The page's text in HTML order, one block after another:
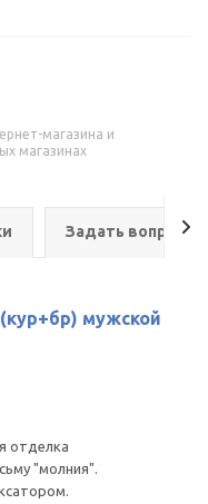
магазина и
магазинах
Задать вопрос
мужской
отделка
"молния".